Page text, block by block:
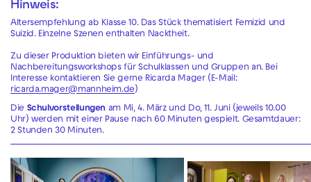
Hinweis:
Altersempfehlung ab Klasse 10. Das Stück thematisiert Femizid und
Suizid. Einzelne Szenen enthalten Nacktheit.
Zu dieser Produktion bieten wir Einführungs- und
Nachbereitungsworkshops für Schulklassen und Gruppen an. Bei
Interesse kontaktieren Sie gerne Ricarda Mager (E-Mail:
ricarda.mager@mannheim.de)
Die Schulvorstellungen am Mi, 4. März und Do, 11. Juni (jeweils 10.00
Uhr) werden mit einer Pause nach 60 Minuten gespielt. Gesamtdauer:
2 Stunden 30 Minuten.